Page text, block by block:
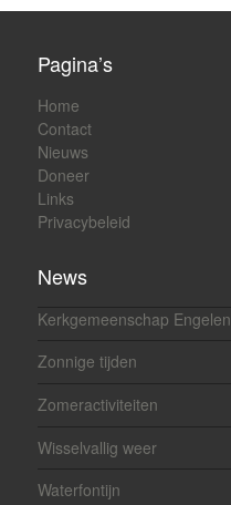
Pagina’s
Home
Contact
Nieuws
Doneer
Links
Privacybeleid
News
Kerkgemeenschap Engelen
Zonnige tijden
Zomeractiviteiten
Wisselvallig weer
Waterfontijn